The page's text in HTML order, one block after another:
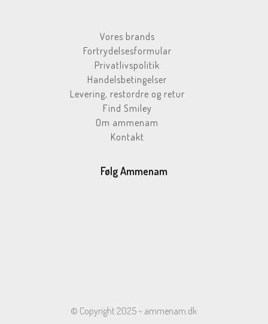
Vores brands
Fortrydelsesformular
Privatlivspolitik
Handelsbetingelser
Levering, restordre og retur
Find Smiley
Om ammenam
Kontakt
Følg Ammenam
© Copyright 2025 – ammenam.dk